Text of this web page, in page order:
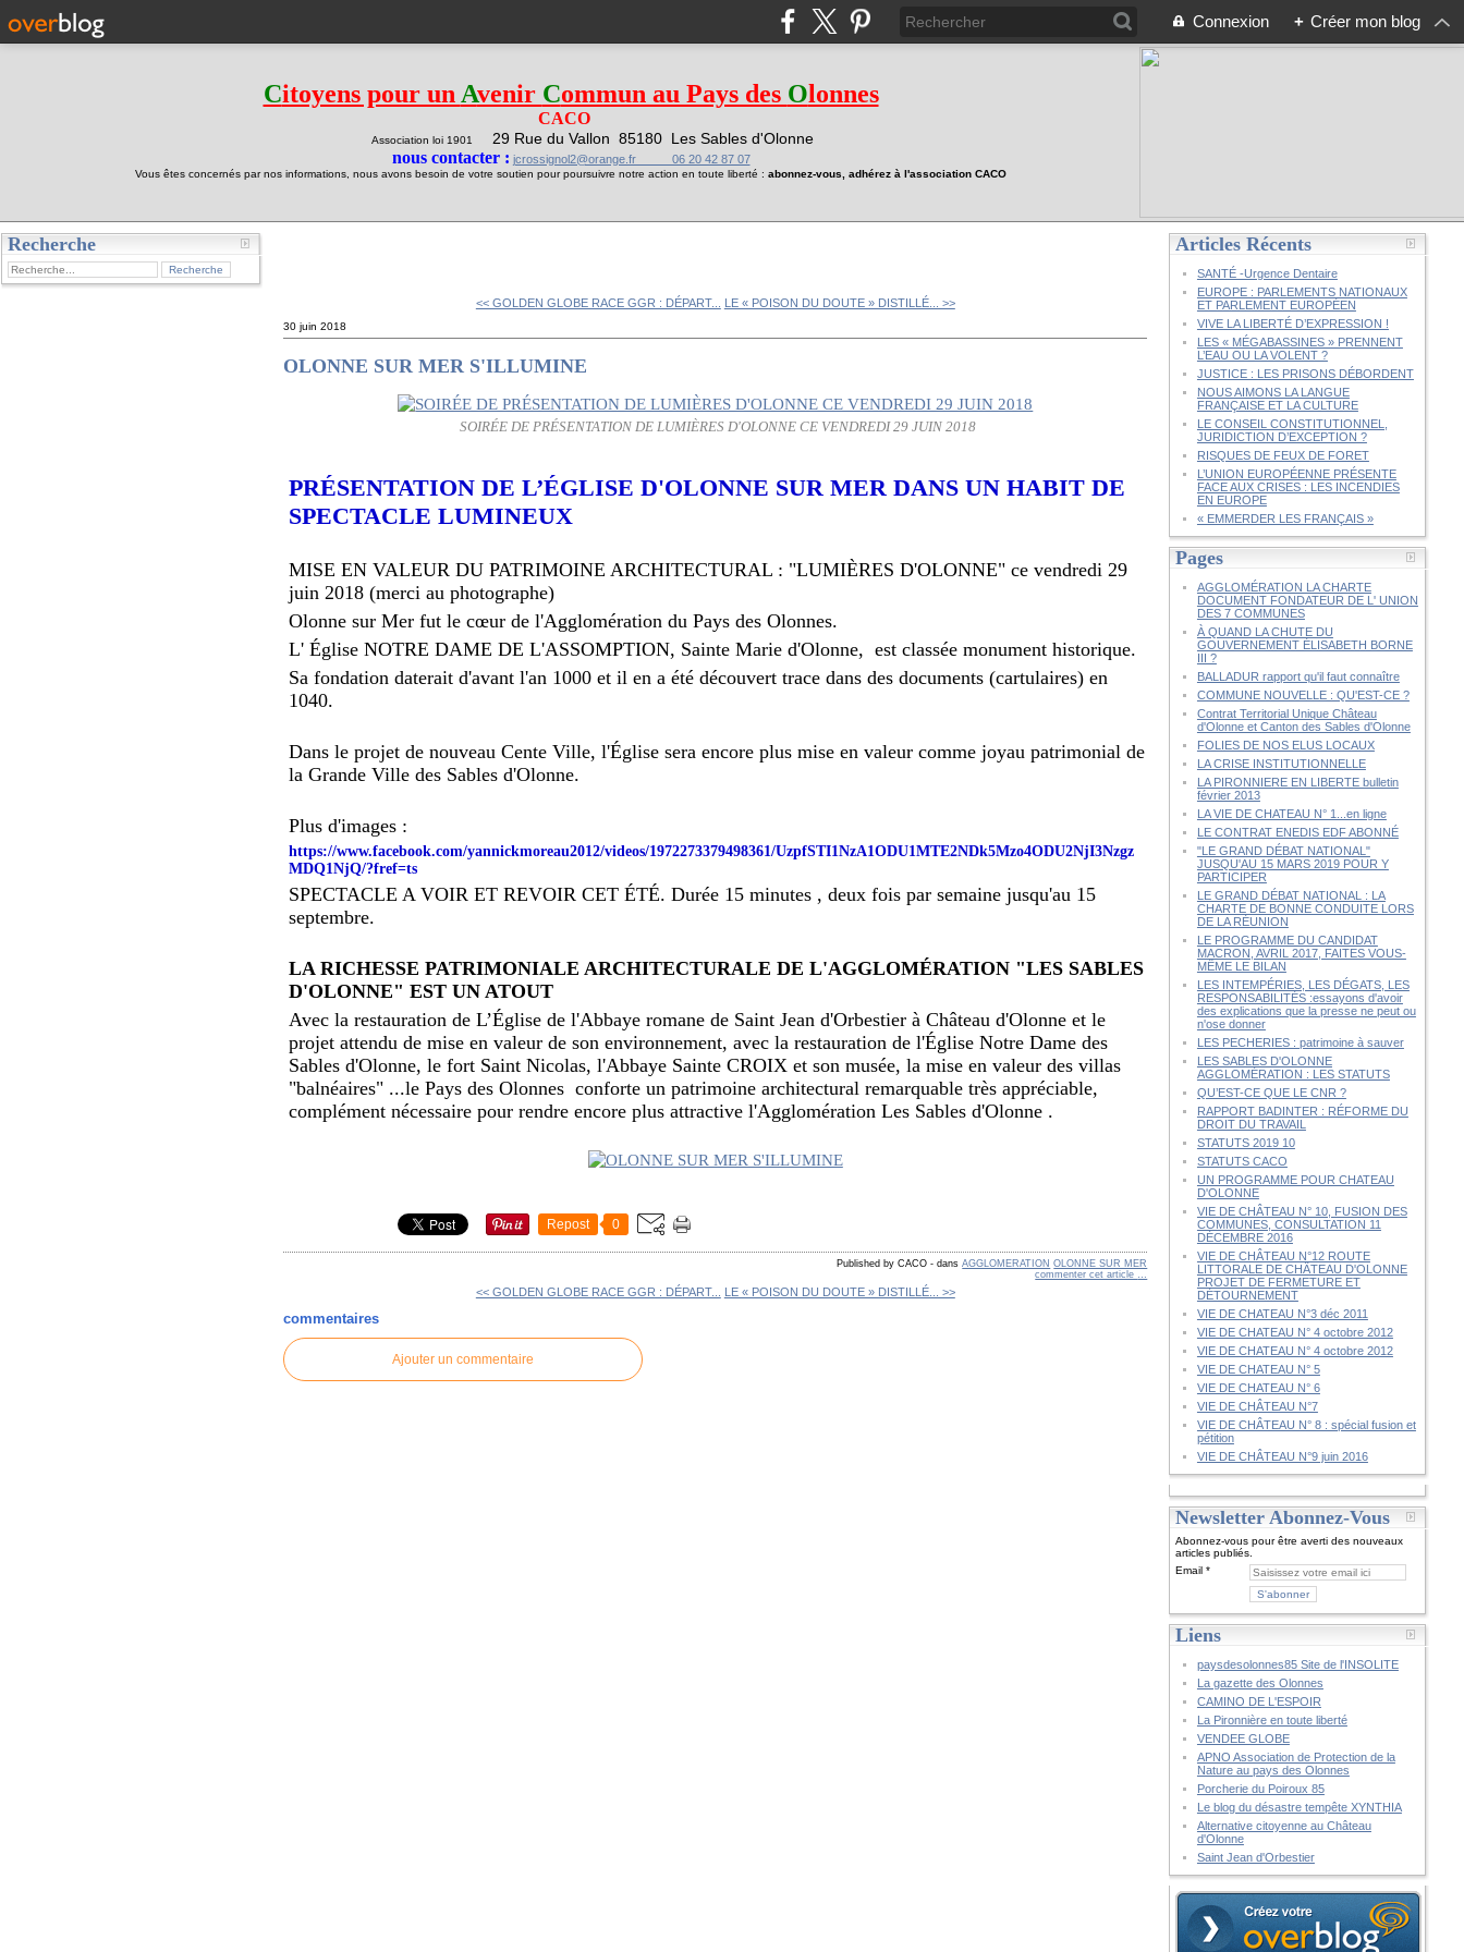
Connexion + Créer mon blog
Citoyens pour un Avenir Commun au Pays des Olonnes
CACO
Association loi 1901 29 Rue du Vallon 85180 Les Sables d'Olonne
nous contacter : jcrossignol2@orange.fr 06 20 42 87 07
Vous êtes concernés par nos informations, nous avons besoin de votre soutien pour poursuivre notre action en toute liberté : abonnez-vous, adhérez à l'association CACO
Recherche
<< GOLDEN GLOBE RACE GGR : DÉPART... LE « POISON DU DOUTE » DISTILLÉ... >>
30 juin 2018
OLONNE SUR MER S'ILLUMINE
SOIRÉE DE PRÉSENTATION DE LUMIÈRES D'OLONNE CE VENDREDI 29 JUIN 2018
PRÉSENTATION DE L’ÉGLISE D'OLONNE SUR MER DANS UN HABIT DE
SPECTACLE LUMINEUX
MISE EN VALEUR DU PATRIMOINE ARCHITECTURAL : "LUMIÈRES D'OLONNE" ce vendredi 29
juin 2018 (merci au photographe)
Olonne sur Mer fut le cœur de l'Agglomération du Pays des Olonnes.
L' Église NOTRE DAME DE L'ASSOMPTION, Sainte Marie d'Olonne, est classée monument historique.
Sa fondation daterait d'avant l'an 1000 et il en a été découvert trace dans des documents (cartulaires) en
1040.
Dans le projet de nouveau Cente Ville, l'Église sera encore plus mise en valeur comme joyau patrimonial de
la Grande Ville des Sables d'Olonne.
Plus d'images :
https://www.facebook.com/yannickmoreau2012/videos/1972273379498361/UzpfSTI1NzA1ODU1MTE2NDk5Mzo4ODU2NjI3Nzgz
MDQ1NjQ/?fref=ts
SPECTACLE A VOIR ET REVOIR CET ÉTÉ. Durée 15 minutes , deux fois par semaine jusqu'au 15
septembre.
LA RICHESSE PATRIMONIALE ARCHITECTURALE DE L'AGGLOMÉRATION "LES SABLES
D'OLONNE" EST UN ATOUT
Avec la restauration de L’Église de l'Abbaye romane de Saint Jean d'Orbestier à Château d'Olonne et le
projet attendu de mise en valeur de son environnement, avec la restauration de l'Église Notre Dame des
Sables d'Olonne, le fort Saint Nicolas, l'Abbaye Sainte CROIX et son musée, la mise en valeur des villas
"balnéaires" ...le Pays des Olonnes conforte un patrimoine architectural remarquable très appréciable,
complément nécessaire pour rendre encore plus attractive l'Agglomération Les Sables d'Olonne .
Repost 0
Published by CACO - dansAGGLOMERATION OLONNE SUR MER
commenter cet article
<< GOLDEN GLOBE RACE GGR : DÉPART... LE « POISON DU DOUTE » DISTILLÉ... >>
commentaires
Ajouter un commentaire
Articles Récents
SANTÉ -Urgence Dentaire
EUROPE : PARLEMENTS NATIONAUX
ET PARLEMENT EUROPÉEN
VIVE LA LIBERTÉ D’EXPRESSION !
LES « MÉGABASSINES » PRENNENT
L’EAU OU LA VOLENT ?
JUSTICE : LES PRISONS DÉBORDENT
NOUS AIMONS LA LANGUE
FRANÇAISE ET LA CULTURE
LE CONSEIL CONSTITUTIONNEL,
JURIDICTION D’EXCEPTION ?
RISQUES DE FEUX DE FORET
L’UNION EUROPÉENNE PRÉSENTE
FACE AUX CRISES : LES INCENDIES
EN EUROPE
« EMMERDER LES FRANÇAIS »
Pages
AGGLOMÉRATION LA CHARTE
DOCUMENT FONDATEUR DE L' UNION
DES 7 COMMUNES
À QUAND LA CHUTE DU
GOUVERNEMENT ÉLISABETH BORNE
III ?
BALLADUR rapport qu'il faut connaître
COMMUNE NOUVELLE : QU'EST-CE ?
Contrat Territorial Unique Château
d'Olonne et Canton des Sables d'Olonne
FOLIES DE NOS ELUS LOCAUX
LA CRISE INSTITUTIONNELLE
LA PIRONNIERE EN LIBERTE bulletin
février 2013
LA VIE DE CHATEAU N° 1...en ligne
LE CONTRAT ENEDIS EDF ABONNÉ
"LE GRAND DÉBAT NATIONAL"
JUSQU'AU 15 MARS 2019 POUR Y
PARTICIPER
LE GRAND DÉBAT NATIONAL : LA
CHARTE DE BONNE CONDUITE LORS
DE LA RÉUNION
LE PROGRAMME DU CANDIDAT
MACRON, AVRIL 2017, FAITES VOUS-
MÊME LE BILAN
LES INTEMPÉRIES, LES DÉGATS, LES
RESPONSABILITÉS :essayons d'avoir
des explications que la presse ne peut ou
n'ose donner
LES PECHERIES : patrimoine à sauver
LES SABLES D'OLONNE
AGGLOMÉRATION : LES STATUTS
QU’EST-CE QUE LE CNR ?
RAPPORT BADINTER : RÉFORME DU
DROIT DU TRAVAIL
STATUTS 2019 10
STATUTS CACO
UN PROGRAMME POUR CHATEAU
D'OLONNE
VIE DE CHÂTEAU N° 10, FUSION DES
COMMUNES, CONSULTATION 11
DÉCEMBRE 2016
VIE DE CHÂTEAU N°12 ROUTE
LITTORALE DE CHÂTEAU D'OLONNE
PROJET DE FERMETURE ET
DÉTOURNEMENT
VIE DE CHATEAU N°3 déc 2011
VIE DE CHATEAU N° 4 octobre 2012
VIE DE CHATEAU N° 4 octobre 2012
VIE DE CHATEAU N° 5
VIE DE CHATEAU N° 6
VIE DE CHÂTEAU N°7
VIE DE CHÂTEAU N° 8 : spécial fusion et
pétition
VIE DE CHÂTEAU N°9 juin 2016
Newsletter Abonnez-Vous
Abonnez-vous pour être averti des nouveaux
articles publiés.
Email
Liens
paysdesolonnes85 Site de l'INSOLITE
La gazette des Olonnes
CAMINO DE L'ESPOIR
La Pironnière en toute liberté
VENDEE GLOBE
APNO Association de Protection de la
Nature au pays des Olonnes
Porcherie du Poiroux 85
Le blog du désastre tempête XYNTHIA
Alternative citoyenne au Château
d'Olonne
Saint Jean d'Orbestier